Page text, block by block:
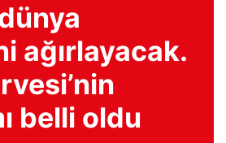
ağırlayacak.
belli oldu